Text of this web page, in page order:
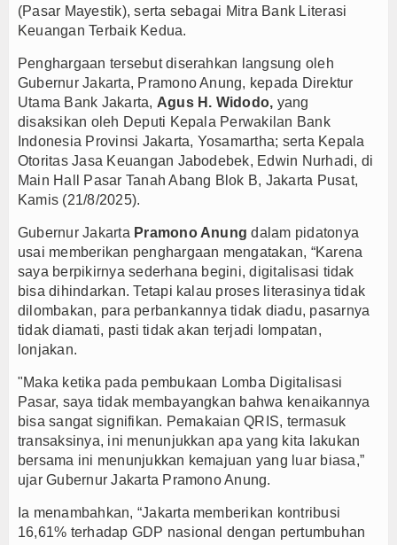
(Pasar Mayestik), serta sebagai Mitra Bank Literasi
Keuangan Terbaik Kedua.
Penghargaan tersebut diserahkan langsung oleh
Gubernur Jakarta, Pramono Anung, kepada Direktur
Utama Bank Jakarta, Agus H. Widodo, yang
disaksikan oleh Deputi Kepala Perwakilan Bank
Indonesia Provinsi Jakarta, Yosamartha; serta Kepala
Otoritas Jasa Keuangan Jabodebek, Edwin Nurhadi, di
Main Hall Pasar Tanah Abang Blok B, Jakarta Pusat,
Kamis (21/8/2025).
Gubernur Jakarta Pramono Anung dalam pidatonya
usai memberikan penghargaan mengatakan, “Karena
saya berpikirnya sederhana begini, digitalisasi tidak
bisa dihindarkan. Tetapi kalau proses literasinya tidak
dilombakan, para perbankannya tidak diadu, pasarnya
tidak diamati, pasti tidak akan terjadi lompatan,
lonjakan.
"Maka ketika pada pembukaan Lomba Digitalisasi
Pasar, saya tidak membayangkan bahwa kenaikannya
bisa sangat signifikan. Pemakaian QRIS, termasuk
transaksinya, ini menunjukkan apa yang kita lakukan
bersama ini menunjukkan kemajuan yang luar biasa,”
ujar Gubernur Jakarta Pramono Anung.
Ia menambahkan, “Jakarta memberikan kontribusi
16,61% terhadap GDP nasional dengan pertumbuhan